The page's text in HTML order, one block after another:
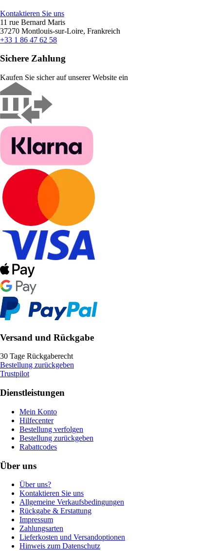
Kontaktieren Sie uns
11 rue Bernard Maris
37270 Montlouis-sur-Loire, Frankreich
+33 1 86 47 62 58
Sichere Zahlung
Kaufen Sie sicher auf unserer Website ein
Versand und Rückgabe
30 Tage Rückgaberecht
Bestellung zurückgeben
Trustpilot
Dienstleistungen
Mein Konto
Hilfecenter
Bestellung verfolgen
Bestellung zurückgeben
Rabattcodes
Über uns
Über uns?
Kontaktieren Sie uns
Allgemeine Verkaufsbedingungen
Rückgabe & Erstattung
Impressum
Zahlungsarten
Lieferkosten und Versandoptionen
Hinweis zum Datenschutz